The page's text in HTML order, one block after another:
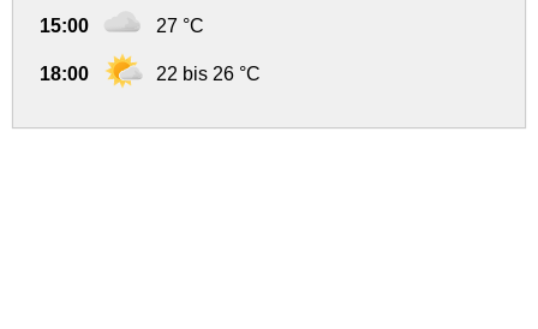
15:00 27 °C
18:00 22 bis 26 °C